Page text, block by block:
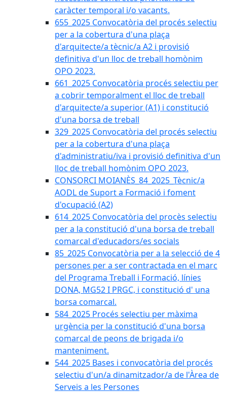
caràcter temporal i/o vacants.
655_2025 Convocatòria del procés selectiu
per a la cobertura d'una plaça
d'arquitecte/a tècnic/a A2 i provisió
definitiva d'un lloc de treball homònim
OPO 2023.
661_2025 Convocatòria procés selectiu per
a cobrir temporalment el lloc de treball
d'arquitecte/a superior (A1) i constitució
d'una borsa de treball
329_2025 Convocatòria del procés selectiu
per a la cobertura d'una plaça
d'administratiu/iva i provisió definitiva d'un
lloc de treball homònim OPO 2023.
CONSORCI MOIANÈS_84_2025_Tècnic/a
AODL de Suport a Formació i foment
d'ocupació (A2)
614_2025 Convocatòria del procès selectiu
per a la constitució d'una borsa de treball
comarcal d'educadors/es socials
85_2025 Convocatòria per a la selecció de 4
persones per a ser contractada en el marc
del Programa Treball i Formació, línies
DONA, MG52 I PRGC, i constitució d' una
borsa comarcal.
584_2025 Procés selectiu per màxima
urgència per la constitució d'una borsa
comarcal de peons de brigada i/o
manteniment.
544_2025 Bases i convocatòria del procés
selectiu d'un/a dinamitzador/a de l'Àrea de
Serveis a les Persones